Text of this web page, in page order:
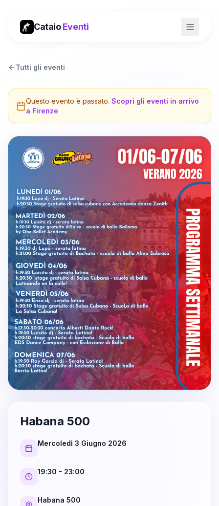
CataioEventi
Tutti gli eventi
Questo evento è passato. Scopri gli eventi in arrivo
a Firenze
Habana 500
Mercoledì 3 Giugno 2026
19:30 - 23:00
Habana 500